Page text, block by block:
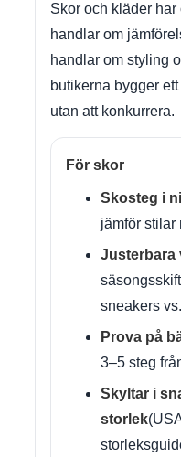
Skor och kläder
handlar om
handlar om styling
butikerna bygger
utan att konkurrera.
För skor
Skosteg i
jämför stilar
Justerbara
sneakers
Prova på
3–5 steg
Skyltar i
storlek